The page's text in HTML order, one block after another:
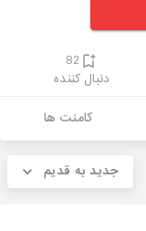
82
دنبال کننده
کامنت ها
جدید به قدیم